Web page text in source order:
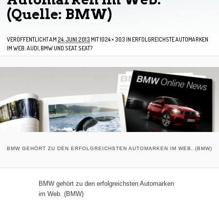
(Quelle: BMW)
VERÖFFENTLICHT AM 24. JUNI 2013 MIT1024 × 303 IN ERFOLGREICHSTE AUTOMARKEN
IM WEB: AUDI, BMW UND SEAT. SEAT?
BMW GEHÖRT ZU DEN ERFOLGREICHSTEN AUTOMARKEN IM WEB. (BMW)
BMW gehört zu den erfolgreichsten Automarken
im Web. (BMW)